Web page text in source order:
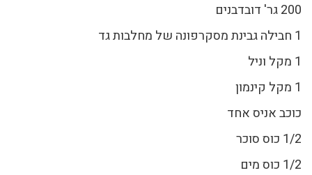
200 גר' דובדבנים
1 חבילה גבינת מסקרפונה של מחלבות גד
1 מקל וניל
1 מקל קינמון
כוכב אניס אחד
1/2 כוס סוכר
1/2 כוס מים